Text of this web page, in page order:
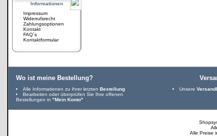
Informationen
Impressum
Widerrufsrecht
Zahlungsoptionen
Kontakt
FAQ´s
Kontaktformular
Wo ist meine Bestellung?
Alle Informationen zu Ihrer letzten Bestellung
Bearbeiten oder überprüfen Sie Ihre offenen
Bestellungen in "Mein Konto"
Unsere
Alle Preise